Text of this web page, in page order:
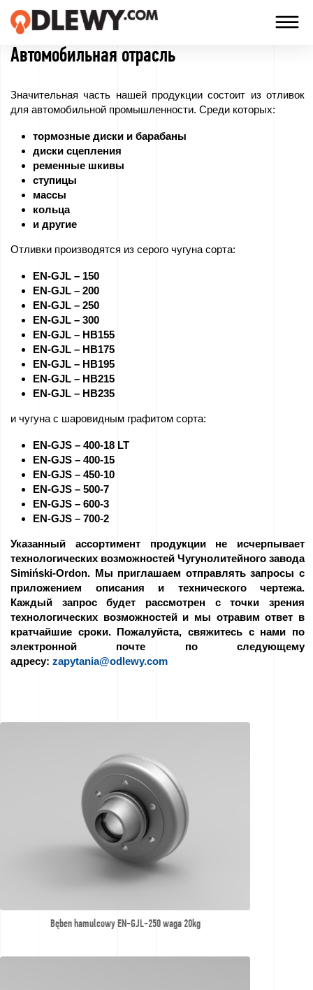
TRADYCJA
JAKOŚĆ
компания
Наши
продукты
Работа
–
Подавайте
заявку
сейчас!
оборудование
для
продажи
Гранты
ЕС
Спонсорство
–
We
love
Фильмы
литейного
Запросы
по
Автомобильная отрасль
Значительная часть нашей продукции состоит из отливок
для автомобильной промышленности. Среди которых:
тормозные диски и барабаны
диски сцепления
ременные шкивы
ступицы
массы
кольца
и другие
Отливки производятся из серого чугуна сорта:
EN-GJL – 150
EN-GJL – 200
EN-GJL – 250
EN-GJL – 300
EN-GJL – HB155
EN-GJL – HB175
EN-GJL – HB195
EN-GJL – HB215
EN-GJL – HB235
и чугуна с шаровидным графитом сорта:
EN-GJS – 400-18 LT
EN-GJS – 400-15
EN-GJS – 450-10
EN-GJS – 500-7
EN-GJS – 600-3
EN-GJS – 700-2
Указанный ассортимент продукции не исчерпывает
технологических возможностей Чугунолитейного завода
Simiński-Ordon. Мы приглашаем отправлять запросы с
приложением описания и технического чертежа.
Каждый запрос будет рассмотрен с точки зрения
технологических возможностей и мы отравим ответ в
кратчайшие сроки. Пожалуйста, свяжитесь с нами по
электронной почте по следующему
адресу: zapytania@odlewy.com
Bęben hamulcowy EN-GJL-250 waga 20kg